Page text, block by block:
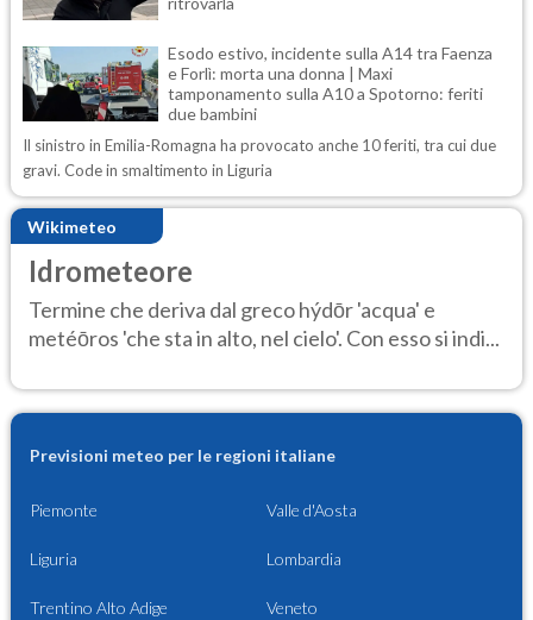
Esodo estivo, incidente sulla A14 tra Faenza
e Forlì: morta una donna | Maxi
tamponamento sulla A10 a Spotorno: feriti
due bambini
Il sinistro in Emilia-Romagna ha provocato anche 10 feriti, tra cui due
gravi. Code in smaltimento in Liguria
Wikimeteo
Idrometeore
Termine che deriva dal greco hýdōr 'acqua' e
metéōros 'che sta in alto, nel cielo'. Con esso si indi...
Previsioni meteo per le regioni italiane
Piemonte Valle d'Aosta
Liguria Lombardia
Trentino Alto Adige Veneto